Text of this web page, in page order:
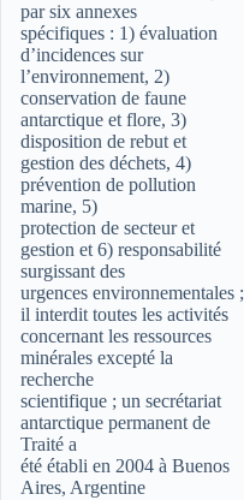
par six annexes
spécifiques : 1) évaluation
d’incidences sur
l’environnement, 2)
conservation de faune
antarctique et flore, 3)
disposition de rebut et
gestion des déchets, 4)
prévention de pollution
marine, 5)
protection de secteur et
gestion et 6) responsabilité
surgissant des
urgences environnementales ;
il interdit toutes les activités
concernant les ressources
minérales excepté la
recherche
scientifique ; un secrétariat
antarctique permanent de
Traité a
été établi en 2004 à Buenos
Aires, Argentine